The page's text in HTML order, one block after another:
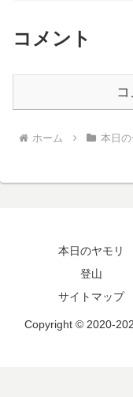
コメント
ホーム 本日の
本日のヤモリ
登山
サイトマップ
Copyright © 2020-